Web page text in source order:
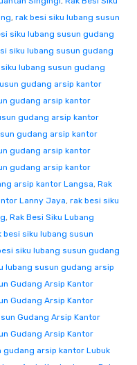
, rak besi siku lubang susun
siku lubang susun gudang
siku lubang susun gudang
lubang susun gudang
gudang arsip kantor
gudang arsip kantor
gudang arsip kantor
gudang arsip kantor
gudang arsip kantor
gudang arsip kantor
arsip kantor Langsa, Rak
Lanny Jaya, rak besi siku
, Rak Besi Siku Lubang
besi siku lubang susun
siku lubang susun gudang
lubang susun gudang arsip
Gudang Arsip Kantor
Gudang Arsip Kantor
Gudang Arsip Kantor
Gudang Arsip Kantor
gudang arsip kantor Lubuk